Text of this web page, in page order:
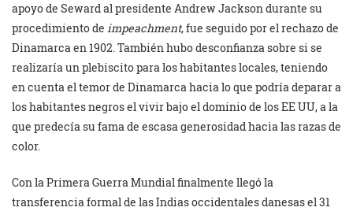
apoyo de Seward al presidente Andrew Jackson durante su
procedimiento de impeachment, fue seguido por el rechazo de
Dinamarca en 1902. También hubo desconfianza sobre si se
realizaría un plebiscito para los habitantes locales, teniendo
en cuenta el temor de Dinamarca hacia lo que podría deparar a
los habitantes negros el vivir bajo el dominio de los EE UU, a la
que predecía su fama de escasa generosidad hacia las razas de
color.
Con la Primera Guerra Mundial finalmente llegó la
transferencia formal de las Indias occidentales danesas el 31